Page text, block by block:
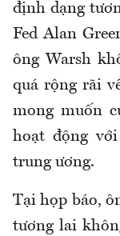
định dạng
Fed Alan
ông Warsh
quá rộng rãi
mong muốn
hoạt động
trung ương.
Tại họp báo,
tương lai